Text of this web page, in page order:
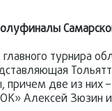
турнира
две из них
Алексей Зюзин